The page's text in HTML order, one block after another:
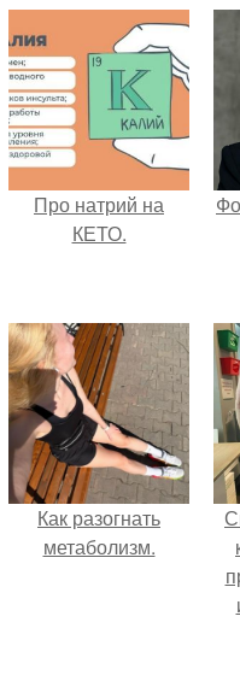
Про натрий на
КЕТО.
Как разогнать
метаболизм.